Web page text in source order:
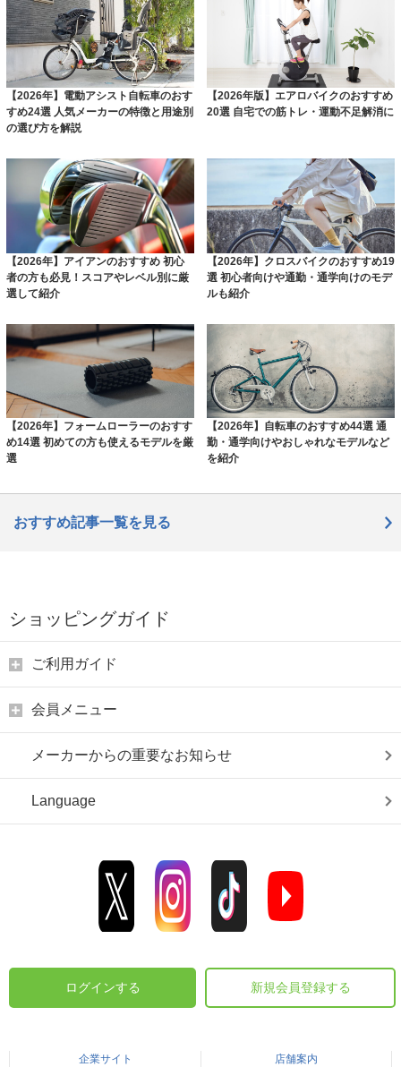
【2026年】電動アシスト自転車のおす
すめ24選 人気メーカーの特徴と用途別
の選び方を解説
【2026年版】エアロバイクのおすすめ
20選 自宅での筋トレ・運動不足解消に
【2026年】アイアンのおすすめ 初心
者の方も必見！スコアやレベル別に厳
選して紹介
【2026年】クロスバイクのおすすめ19
選 初心者向けや通勤・通学向けのモデ
ルも紹介
【2026年】フォームローラーのおすす
め14選 初めての方も使えるモデルを厳
選
【2026年】自転車のおすすめ44選 通
勤・通学向けやおしゃれなモデルなど
を紹介
おすすめ記事一覧を見る
ショッピングガイド
ご利用ガイド
会員メニュー
メーカーからの重要なお知らせ
Language
ログインする 新規会員登録する
企業サイト 店舗案内